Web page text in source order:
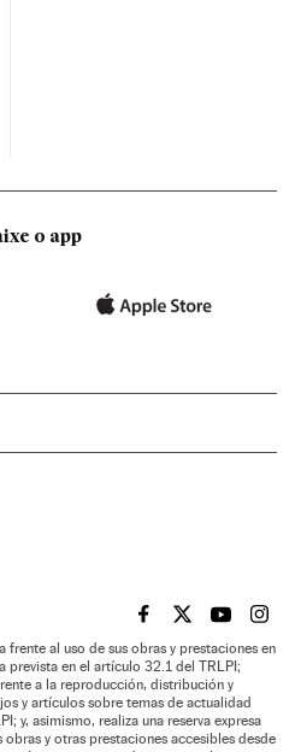
o app
EL PAÍS BRASIL EN
EL PAÍSEL PAÍS
EL
frente al uso de sus obras y prestaciones en
prevista en el artículo 32.1 del TRLPI;
a la reproducción, distribución y
y artículos sobre temas de actualidad
y, asimismo, realiza una reserva expresa
y otras prestaciones accesibles desde